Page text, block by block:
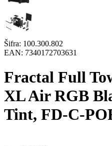
Šifra: 100.300.802
EAN: 7340172703631
Fractal Full
XL Air RGB
Tint, FD-C-